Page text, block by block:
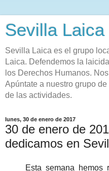
Sevilla Laica
Sevilla Laica es el grupo
Laica. Defendemos la
los Derechos Humanos.
Apúntate a nuestro grupo
de las actividades.
lunes, 30 de enero de 2017
30 de enero de
dedicamos en
Esta semana hemos